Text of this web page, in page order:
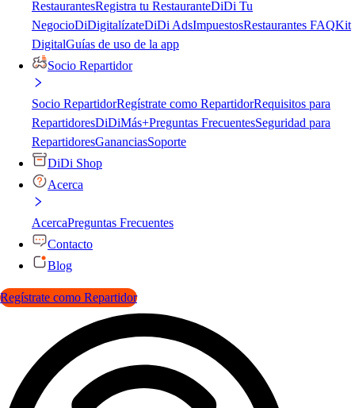
RestaurantesRegistra tu RestauranteDiDi Tu
NegocioDiDigitalízateDiDi AdsImpuestosRestaurantes FAQKit
DigitalGuías de uso de la app
Socio Repartidor
Socio RepartidorRegístrate como RepartidorRequisitos para
RepartidoresDiDiMás+Preguntas FrecuentesSeguridad para
RepartidoresGananciasSoporte
DiDi Shop
Acerca
AcercaPreguntas Frecuentes
Contacto
Blog
Regístrate como Repartidor